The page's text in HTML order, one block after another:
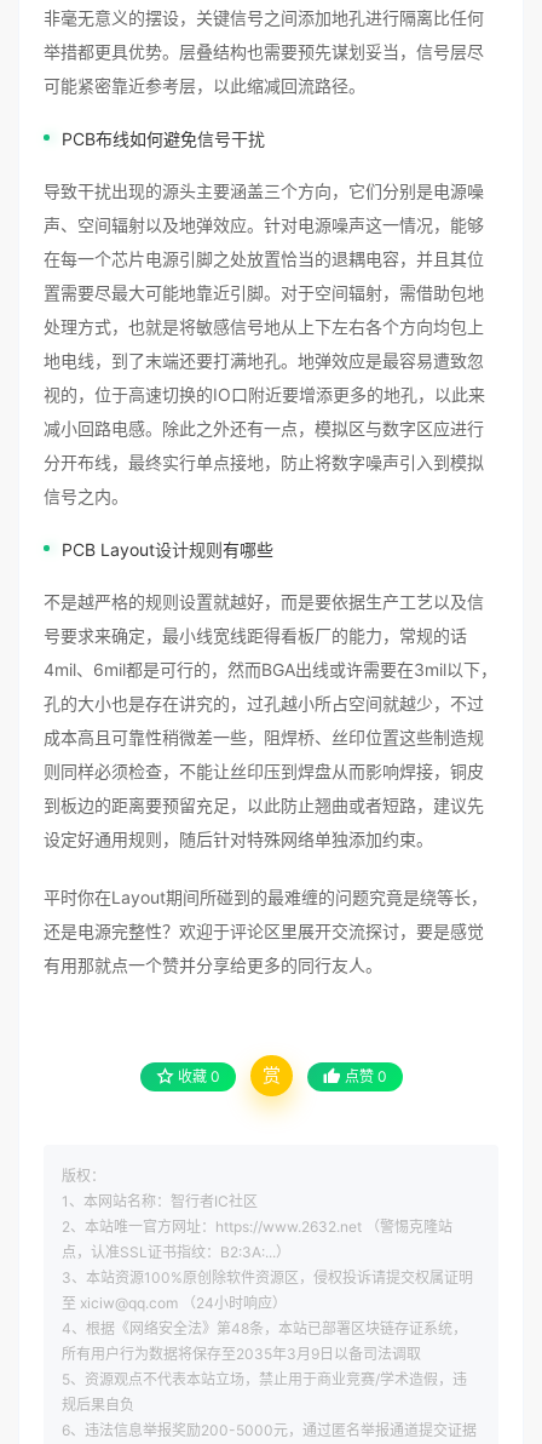
非毫无意义的摆设，关键信号之间添加地孔进行隔离比任何
举措都更具优势。层叠结构也需要预先谋划妥当，信号层尽
可能紧密靠近参考层，以此缩减回流路径。
PCB布线如何避免信号干扰
导致干扰出现的源头主要涵盖三个方向，它们分别是电源噪
声、空间辐射以及地弹效应。针对电源噪声这一情况，能够
在每一个芯片电源引脚之处放置恰当的退耦电容，并且其位
置需要尽最大可能地靠近引脚。对于空间辐射，需借助包地
处理方式，也就是将敏感信号地从上下左右各个方向均包上
地电线，到了末端还要打满地孔。地弹效应是最容易遭致忽
视的，位于高速切换的IO口附近要增添更多的地孔，以此来
减小回路电感。除此之外还有一点，模拟区与数字区应进行
分开布线，最终实行单点接地，防止将数字噪声引入到模拟
信号之内。
PCB Layout设计规则有哪些
不是越严格的规则设置就越好，而是要依据生产工艺以及信
号要求来确定，最小线宽线距得看板厂的能力，常规的话
4mil、6mil都是可行的，然而BGA出线或许需要在3mil以下，
孔的大小也是存在讲究的，过孔越小所占空间就越少，不过
成本高且可靠性稍微差一些，阻焊桥、丝印位置这些制造规
则同样必须检查，不能让丝印压到焊盘从而影响焊接，铜皮
到板边的距离要预留充足，以此防止翘曲或者短路，建议先
设定好通用规则，随后针对特殊网络单独添加约束。
平时你在Layout期间所碰到的最难缠的问题究竟是绕等长，
还是电源完整性？欢迎于评论区里展开交流探讨，要是感觉
有用那就点一个赞并分享给更多的同行友人。
收藏 0 赏 点赞 0
版权：
1、本网站名称：智行者IC社区
2、本站唯一官方网址：https://www.2632.net （警惕克隆站
点，认准SSL证书指纹：B2:3A:...）
3、本站资源100%原创除软件资源区，侵权投诉请提交权属证明
至 xiciw@qq.com （24小时响应）
4、根据《网络安全法》第48条，本站已部署区块链存证系统，
所有用户行为数据将保存至2035年3月9日以备司法调取
5、资源观点不代表本站立场，禁止用于商业竞赛/学术造假，违
规后果自负
6、违法信息举报奖励200-5000元，通过匿名举报通道提交证据